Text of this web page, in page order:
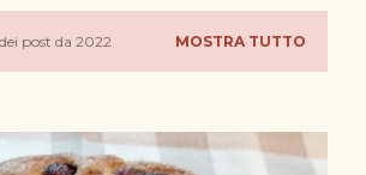
post da 2022 MOSTRA TUTTO